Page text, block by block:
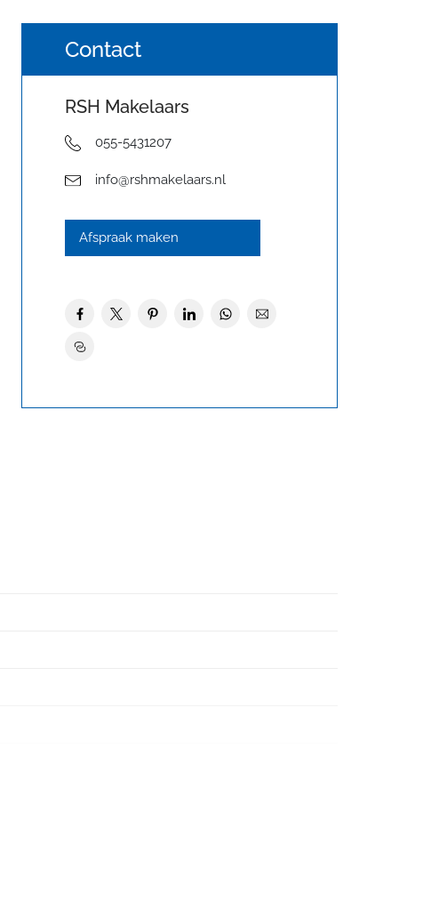
Contact
RSH Makelaars
055-5431207
info@rshmakelaars.nl
Afspraak maken